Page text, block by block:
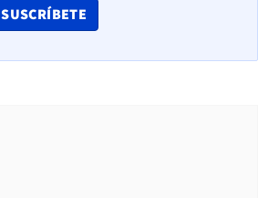
SUSCRÍBETE
OPENS IN NEW WINDOW